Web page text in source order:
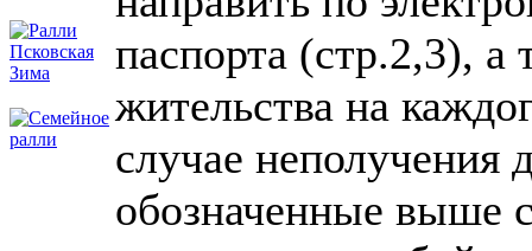
паспорта (стр.2,3), а
жительства на
случае
обозначенные выше